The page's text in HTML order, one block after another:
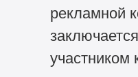
рекламной
участником